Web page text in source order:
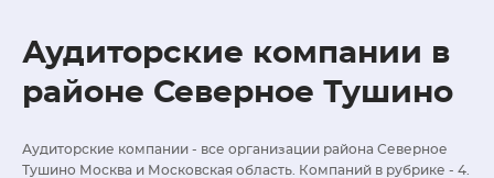
Аудиторские компании в
районе Северное Тушино
Аудиторские компании - все организации района Северное
Тушино Москва и Московская область. Компаний в рубрике - 4.